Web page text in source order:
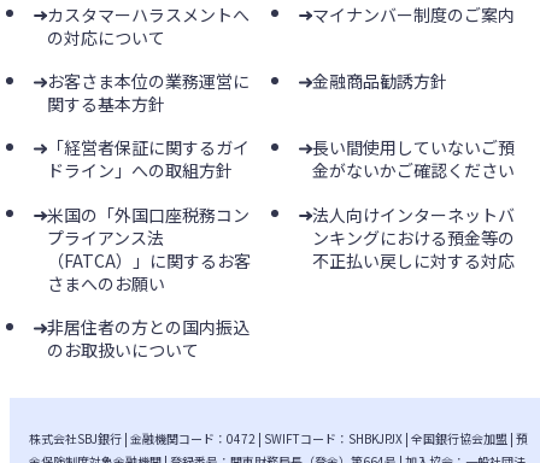
カスタマーハラスメントへ
の対応について
マイナンバー制度のご案内
お客さま本位の業務運営に
関する基本方針
金融商品勧誘方針
「経営者保証に関するガイ
ドライン」への取組方針
長い間使用していないご預
金がないかご確認ください
米国の「外国口座税務コン
プライアンス法
（FATCA）」に関するお客
さまへのお願い
法人向けインターネットバ
ンキングにおける預金等の
不正払い戻しに対する対応
非居住者の方との国内振込
のお取扱いについて
株式会社SBJ銀行 | 金融機関コード：0472 | SWIFTコード：SHBKJPJX | 全国銀行協会加盟 | 預